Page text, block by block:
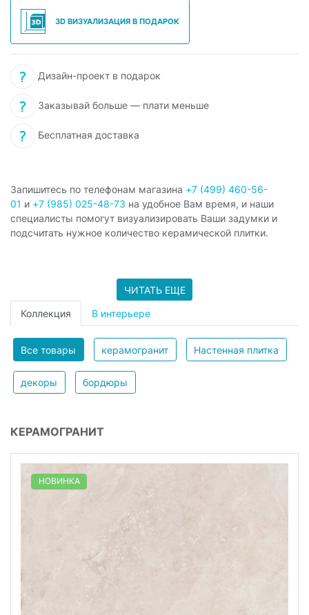
3D ВИЗУАЛИЗАЦИЯ В ПОДАРОК
Дизайн-проект в подарок
Заказывай больше — плати меньше
Бесплатная доставка
Запишитесь по телефонам магазина +7 (499) 460-56-
01 и +7 (985) 025-48-73 на удобное Вам время, и наши
специалисты помогут визуализировать Ваши задумки и
подсчитать нужное количество керамической плитки.
ЧИТАТЬ ЕЩЕ
Коллекция В интерьере
Все товары керамогранит Настенная плитка
декоры бордюры
КЕРАМОГРАНИТ
НОВИНКА